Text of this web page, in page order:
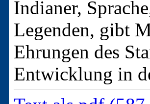
Indianer,
Legenden, gibt
Ehrungen des
Entwicklung in